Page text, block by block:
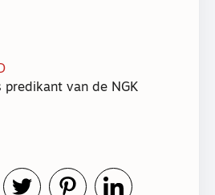
predikant van de NGK